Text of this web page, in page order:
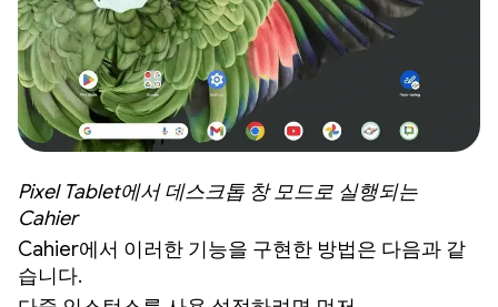
Pixel Tablet에서 데스크톱 창 모드로 실행되는
Cahier
Cahier에서 이러한 기능을 구현한 방법은 다음과 같
습니다.